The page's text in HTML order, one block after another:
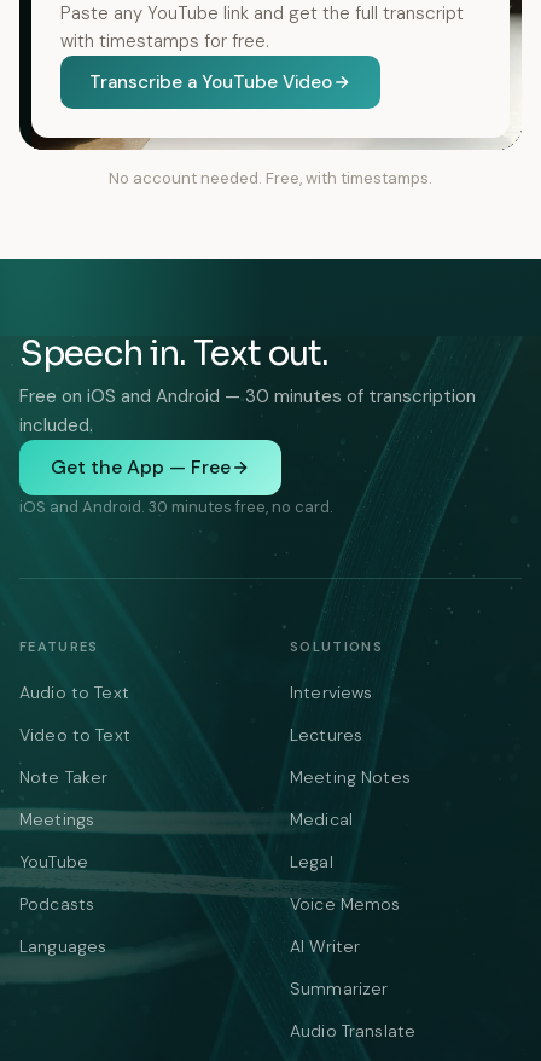
Paste any YouTube link and get the full transcript
with timestamps for free.
Transcribe a YouTube Video
No account needed. Free, with timestamps.
Speech in. Text out.
Free on iOS and Android — 30 minutes of transcription
included.
Get the App — Free
iOS and Android. 30 minutes free, no card.
FEATURES
Audio to Text
Video to Text
Note Taker
Meetings
YouTube
Podcasts
Languages
SOLUTIONS
Interviews
Lectures
Meeting Notes
Medical
Legal
Voice Memos
AI Writer
Summarizer
Audio Translate